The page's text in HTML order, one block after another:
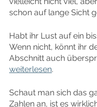
schon auf lange Sicht
Habt ihr Lust auf ein
Wenn nicht, könnt ihr
Abschnitt auch
weiterlesen.
Schaut man sich das
Zahlen an, ist es